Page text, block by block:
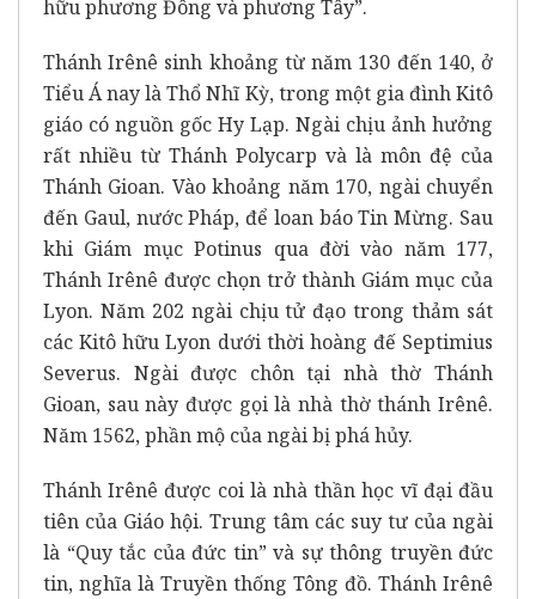
hữu phương Đông và phương Tây”.
Thánh Irênê sinh khoảng từ năm 130 đến 140, ở
Tiểu Á nay là Thổ Nhĩ Kỳ, trong một gia đình Kitô
giáo có nguồn gốc Hy Lạp. Ngài chịu ảnh hưởng
rất nhiều từ Thánh Polycarp và là môn đệ của
Thánh Gioan. Vào khoảng năm 170, ngài chuyển
đến Gaul, nước Pháp, để loan báo Tin Mừng. Sau
khi Giám mục Potinus qua đời vào năm 177,
Thánh Irênê được chọn trở thành Giám mục của
Lyon. Năm 202 ngài chịu tử đạo trong thảm sát
các Kitô hữu Lyon dưới thời hoàng đế Septimius
Severus. Ngài được chôn tại nhà thờ Thánh
Gioan, sau này được gọi là nhà thờ thánh Irênê.
Năm 1562, phần mộ của ngài bị phá hủy.
Thánh Irênê được coi là nhà thần học vĩ đại đầu
tiên của Giáo hội. Trung tâm các suy tư của ngài
là “Quy tắc của đức tin” và sự thông truyền đức
tin, nghĩa là Truyền thống Tông đồ. Thánh Irênê